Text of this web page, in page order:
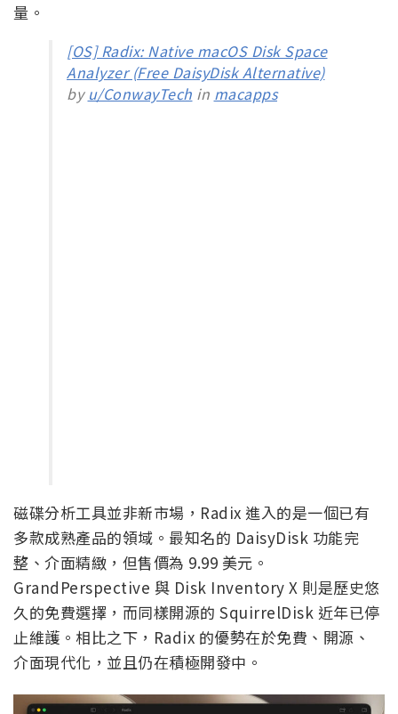
量。
[OS] Radix: Native macOS Disk Space
Analyzer (Free DaisyDisk Alternative)
by u/ConwayTech in macapps
磁碟分析工具並非新市場，Radix 進入的是一個已有
多款成熟產品的領域。最知名的 DaisyDisk 功能完
整、介面精緻，但售價為 9.99 美元。
GrandPerspective 與 Disk Inventory X 則是歷史悠
久的免費選擇，而同樣開源的 SquirrelDisk 近年已停
止維護。相比之下，Radix 的優勢在於免費、開源、
介面現代化，並且仍在積極開發中。